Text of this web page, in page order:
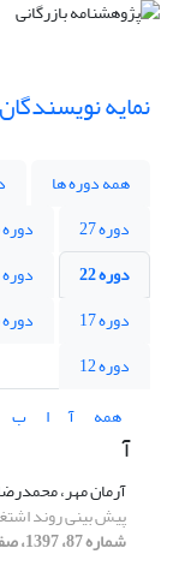
نمایه نویسندگان
همه دوره ها
دوره 27
دوره 26
دوره 22
دوره 21
دوره 17
دوره 16
دوره 12
همه
آ ا ب
آ
آرمان مهر،
پیش بینی روند اشتغال تا سال 1407
شماره 87، 1397، صفحه 35-66]